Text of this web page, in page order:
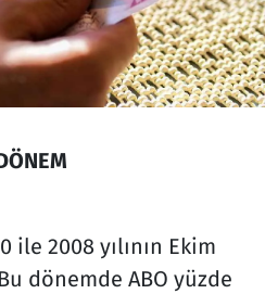
2008 yılının Ekim
dönemde ABO yüzde